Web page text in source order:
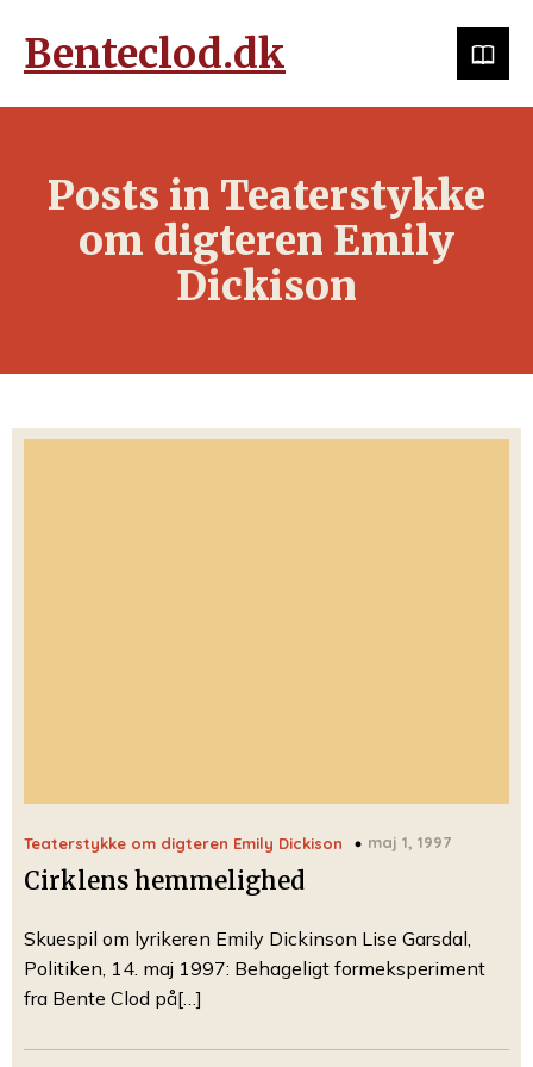
Benteclod.dk
Posts in Teaterstykke
om digteren Emily
Dickison
Teaterstykke om digteren Emily Dickison maj 1, 1997
Cirklens hemmelighed
Skuespil om lyrikeren Emily Dickinson Lise Garsdal,
Politiken, 14. maj 1997: Behageligt formeksperiment
fra Bente Clod på[…]